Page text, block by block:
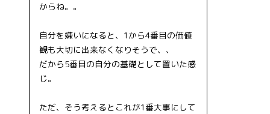
からね。。
自分を嫌いになると、1から4番目の価値
観も大切に出来なくなりそうで、、
だから5番目の自分の基礎として置いた感
じ。
ただ、そう考えるとこれが1番大事にして